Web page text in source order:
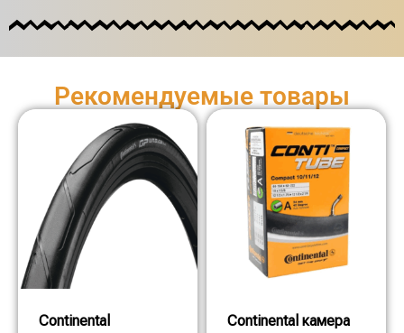
Рекомендуемые товары
Continental
Continental камера